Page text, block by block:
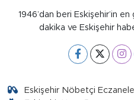
1946’dan beri Eskişehir’in
dakika ve Eskişehir
Eskişehir Nöbetçi